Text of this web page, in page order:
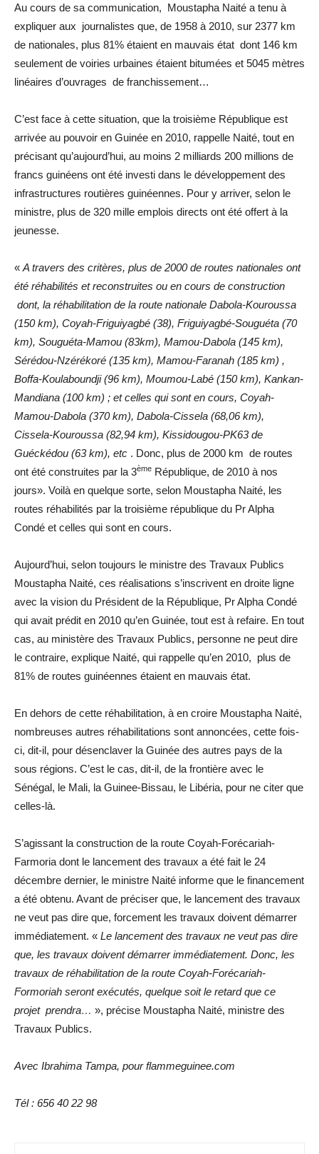
Au cours de sa communication, Moustapha Naité a tenu à
expliquer aux journalistes que, de 1958 à 2010, sur 2377 km
de nationales, plus 81% étaient en mauvais état dont 146 km
seulement de voiries urbaines étaient bitumées et 5045 mètres
linéaires d’ouvrages de franchissement…
C’est face à cette situation, que la troisième République est
arrivée au pouvoir en Guinée en 2010, rappelle Naité, tout en
précisant qu’aujourd’hui, au moins 2 milliards 200 millions de
francs guinéens ont été investi dans le développement des
infrastructures routières guinéennes. Pour y arriver, selon le
ministre, plus de 320 mille emplois directs ont été offert à la
jeunesse.
« A travers des critères, plus de 2000 de routes nationales ont
été réhabilités et reconstruites ou en cours de construction
dont, la réhabilitation de la route nationale Dabola-Kouroussa
(150 km), Coyah-Friguiyagbé (38), Friguiyagbé-Souguéta (70
km), Souguéta-Mamou (83km), Mamou-Dabola (145 km),
Sérédou-Nzérékoré (135 km), Mamou-Faranah (185 km) ,
Boffa-Koulaboundji (96 km), Moumou-Labé (150 km), Kankan-
Mandiana (100 km) ; et celles qui sont en cours, Coyah-
Mamou-Dabola (370 km), Dabola-Cissela (68,06 km),
Cissela-Kouroussa (82,94 km), Kissidougou-PK63 de
Guéckédou (63 km), etc . Donc, plus de 2000 km de routes
ont été construites par la 3ème République, de 2010 à nos
jours». Voilà en quelque sorte, selon Moustapha Naité, les
routes réhabilités par la troisième république du Pr Alpha
Condé et celles qui sont en cours.
Aujourd’hui, selon toujours le ministre des Travaux Publics
Moustapha Naité, ces réalisations s’inscrivent en droite ligne
avec la vision du Président de la République, Pr Alpha Condé
qui avait prédit en 2010 qu’en Guinée, tout est à refaire. En tout
cas, au ministère des Travaux Publics, personne ne peut dire
le contraire, explique Naité, qui rappelle qu’en 2010, plus de
81% de routes guinéennes étaient en mauvais état.
En dehors de cette réhabilitation, à en croire Moustapha Naité,
nombreuses autres réhabilitations sont annoncées, cette fois-
ci, dit-il, pour désenclaver la Guinée des autres pays de la
sous régions. C’est le cas, dit-il, de la frontière avec le
Sénégal, le Mali, la Guinee-Bissau, le Libéria, pour ne citer que
celles-là.
S’agissant la construction de la route Coyah-Forécariah-
Farmoria dont le lancement des travaux a été fait le 24
décembre dernier, le ministre Naité informe que le financement
a été obtenu. Avant de préciser que, le lancement des travaux
ne veut pas dire que, forcement les travaux doivent démarrer
immédiatement. « Le lancement des travaux ne veut pas dire
que, les travaux doivent démarrer immédiatement. Donc, les
travaux de réhabilitation de la route Coyah-Forécariah-
Formoriah seront exécutés, quelque soit le retard que ce
projet prendra… », précise Moustapha Naité, ministre des
Travaux Publics.
Avec Ibrahima Tampa, pour flammeguinee.com
Tél : 656 40 22 98